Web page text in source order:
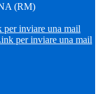
(RM)
per inviare una mail
per inviare una mail